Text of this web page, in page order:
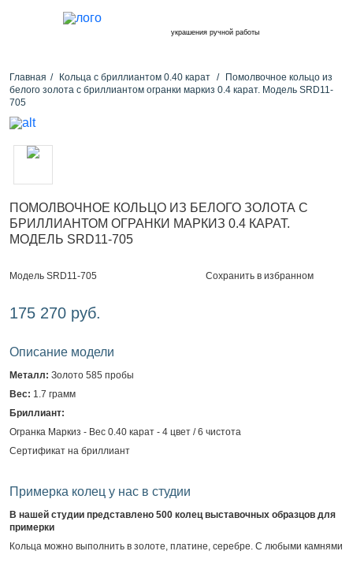
украшения ручной работы
Главная Кольца с бриллиантом 0.40 карат
Помолвочное кольцо из
белого золота с бриллиантом огранки маркиз 0.4 карат. Модель SRD11-
705
ПОМОЛВОЧНОЕ КОЛЬЦО ИЗ БЕЛОГО ЗОЛОТА С
БРИЛЛИАНТОМ ОГРАНКИ МАРКИЗ 0.4 КАРАТ.
МОДЕЛЬ SRD11-705
Модель SRD11-705 Сохранить в избранном
175 270 руб.
Описание модели
Металл: Золото 585 пробы
Вес: 1.7 грамм
Бриллиант:
Огранка Маркиз - Вес 0.40 карат - 4 цвет / 6 чистота
Сертификат на бриллиант
Примерка колец у нас в студии
В нашей студии представлено 500 колец выставочных образцов для
примерки
Кольца можно выполнить в золоте, платине, серебре. С любыми камнями